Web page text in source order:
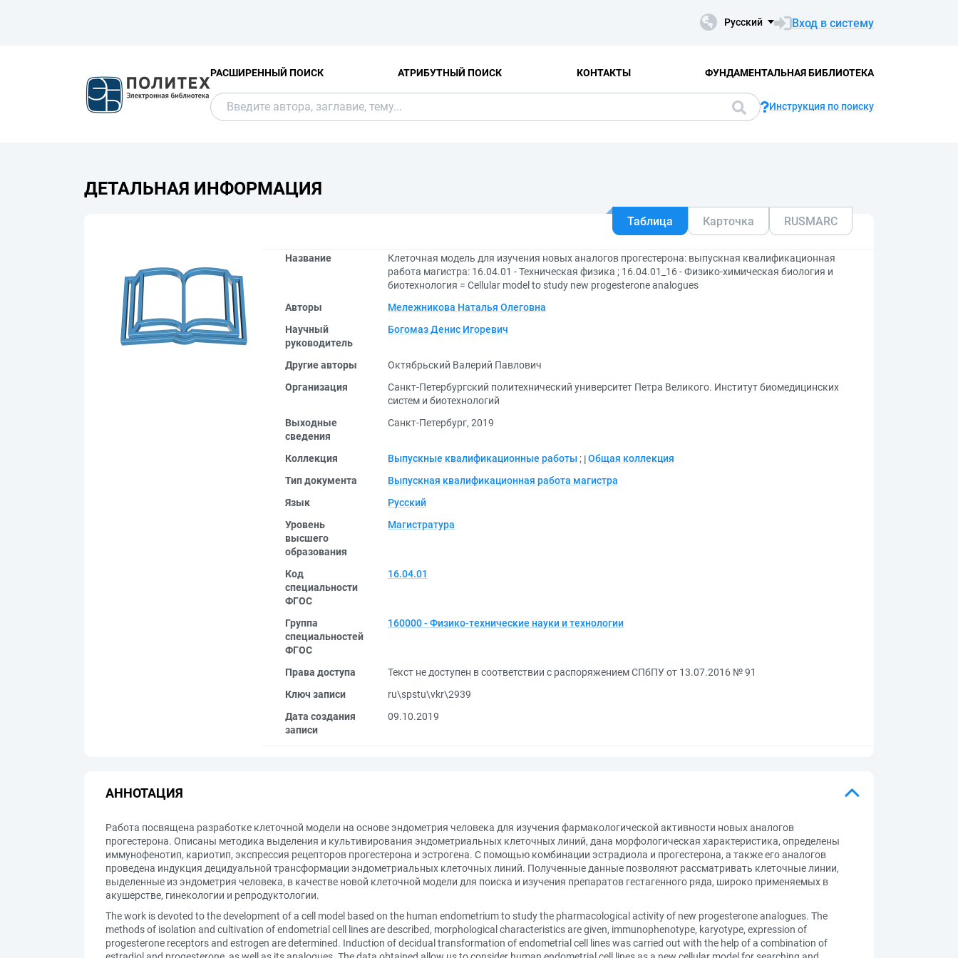
Русский Вход в систему
РАСШИРЕННЫЙ ПОИСК АТРИБУТНЫЙ ПОИСК КОНТАКТЫ ФУНДАМЕНТАЛЬНАЯ БИБЛИОТЕКА
Инструкция по поиску
ДЕТАЛЬНАЯ ИНФОРМАЦИЯ
Таблица Карточка RUSMARC
Название
Клеточная модель для изучения новых аналогов прогестерона: выпускная квалификационная
работа магистра: 16.04.01 - Техническая физика ; 16.04.01_16 - Физико-химическая биология и
биотехнология = Cellular model to study new progesterone analogues
Авторы
Мележникова Наталья Олеговна
Научный
руководитель
Богомаз Денис Игоревич
Другие авторы
Октябрьский Валерий Павлович
Организация
Санкт-Петербургский политехнический университет Петра Великого. Институт биомедицинских
систем и биотехнологий
Выходные
сведения
Санкт-Петербург, 2019
Коллекция Выпускные квалификационные работы ; Общая коллекция
Тип документа
Выпускная квалификационная работа магистра
Язык
Русский
Уровень
высшего
образования
Магистратура
Код
специальности
ФГОС
16.04.01
Группа
специальностей
ФГОС
160000 - Физико-технические науки и технологии
Права доступа
Текст не доступен в соответствии с распоряжением СПбПУ от 13.07.2016 № 91
Ключ записи
ru\spstu\vkr\2939
Дата создания
записи
09.10.2019
АННОТАЦИЯ
Работа посвящена разработке клеточной модели на основе эндометрия человека для изучения фармакологической активности новых аналогов
прогестерона. Описаны методика выделения и культивирования эндометриальных клеточных линий, дана морфологическая характеристика, определены
иммунофенотип, кариотип, экспрессия рецепторов прогестерона и эстрогена. С помощью комбинации эстрадиола и прогестерона, а также его аналогов
проведена индукция децидуальной трансформации эндометриальных клеточных линий. Полученные данные позволяют рассматривать клеточные линии,
выделенные из эндометрия человека, в качестве новой клеточной модели для поиска и изучения препаратов гестагенного ряда, широко применяемых в
акушерстве, гинекологии и репродуктологии.
The work is devoted to the development of a cell model based on the human endometrium to study the pharmacological activity of new progesterone analogues. The
methods of isolation and cultivation of endometrial cell lines are described, morphological characteristics are given, immunophenotype, karyotype, expression of
progesterone receptors and estrogen are determined. Induction of decidual transformation of endometrial cell lines was carried out with the help of a combination of